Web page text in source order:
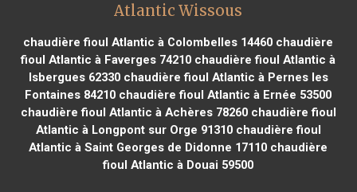
Atlantic Wissous
chaudière fioul Atlantic à Colombelles 14460 chaudière
fioul Atlantic à Faverges 74210 chaudière fioul Atlantic à
Isbergues 62330chaudière fioul Atlantic à Pernes les
Fontaines 84210 chaudière fioul Atlantic à Ernée 53500
chaudière fioul Atlantic à Achères 78260chaudière fioul
Atlantic à Longpont sur Orge 91310chaudière fioul
Atlantic à Saint Georges de Didonne 17110 chaudière
fioul Atlantic à Douai 59500